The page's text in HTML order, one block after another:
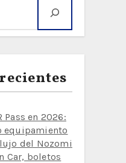
Pass en 2026:
equipamiento
del Nozomi
Car, boletos